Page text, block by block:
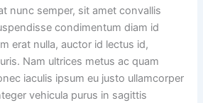
nunc semper, sit amet convallis
condimentum diam id
erat nulla, auctor id lectus id,
Nam ultrices metus ac quam
iaculis ipsum eu justo ullamcorper
vehicula purus in sagittis